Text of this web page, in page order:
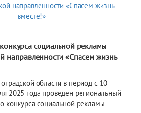
социальной рекламы
направленности «Спасем жизнь
области в период с 10
2025 года проведен региональный
конкурса социальной рекламы